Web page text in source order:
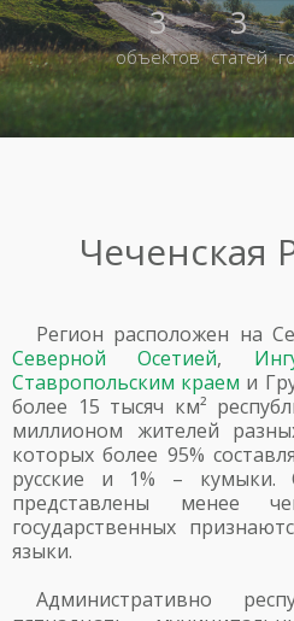
3
объектов
3
статей
Чеченская
Регион расположен на
Северной Осетией,
Ставропольским краем и
более 15 тысяч км²
миллионом жителей
которых более 95%
русские и 1% – кумыки.
представлены менее
государственных
языки.
Административно